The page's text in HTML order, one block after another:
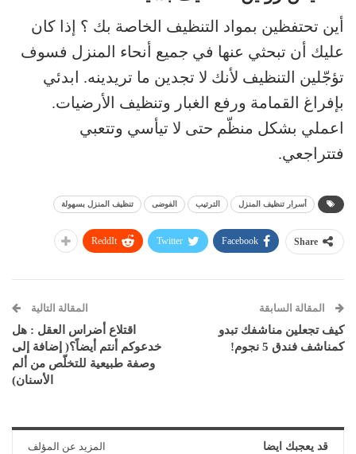
أين تحتفظين بمواد التنظيف الخاصة بك ؟ إذا كان
عليك أن تبحثي عنها في جميع أنحاء المنزل فسوف
تؤجّلين التنظيف لأنك لا تجدين ما تريدينه. ابدئي
بإفراغ القمامة ورفع الغبار وتنظيف الأرضيات.
اعملي بشكل منظّم حتى لا تيأسي وتتعبي
فتتراجعي.
أسرار تنظيف المنزل الترتيب الفوضى تنظيف المنزل بسهولة
Share
Facebook
Twitter
ReddIt
المقالة السابقة
كيف تجعلين مناشفك تبدو
كمناشف فندق 5 نجوم!
المقالة التالية
اقتلاع أضراس العقل : هل
خدعوكم أنتم أيضاً؟( إضافة إلى
وصفة طبيعية للتخلّص من ألم
الأسنان)
قد يعجبك ايضا المزيد عن المؤلف